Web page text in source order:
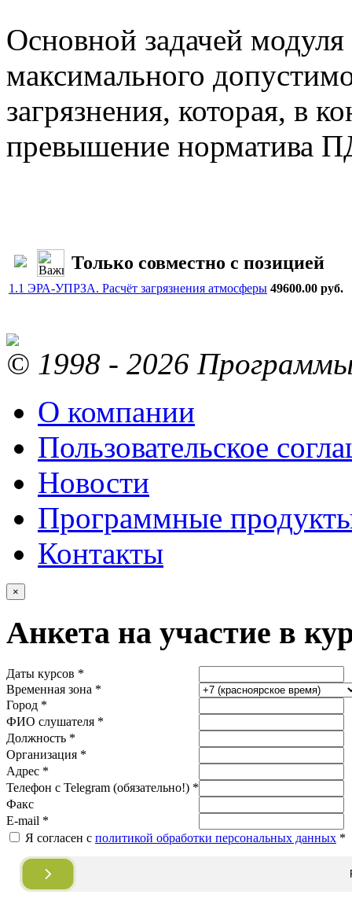
Основной задачей
максимального
загрязнения, которая, в
превышение норматива
Только совместно с позицией
1.1 ЭРА-УПРЗА. Расчёт загрязнения атмосферы 49600.00 руб.
© 1998 - 2026 Программы
О компании
Пользовательское
Новости
Программные
Контакты
×
Анкета на участие в
Даты курсов *
Временная зона *
Город *
ФИО слушателя *
Должность *
Организация *
Адрес *
Телефон с Telegram (обязательно!) *
Факс
E-mail *
Я согласен с политикой обработки персональных данных *